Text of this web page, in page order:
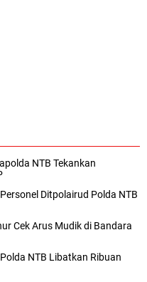
NTB Tekankan
Ditpolairud Polda NTB
Cek Arus Mudik di Bandara
NTB Libatkan Ribuan